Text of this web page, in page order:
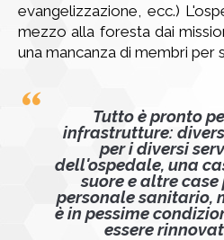
evangelizzazione, ecc.)
mezzo alla foresta dai
una mancanza di membri per
Tutto è pronto
infrastrutture:
per i diversi
dell'ospedale, una
suore e altre case
personale sanitario,
è in pessime
essere